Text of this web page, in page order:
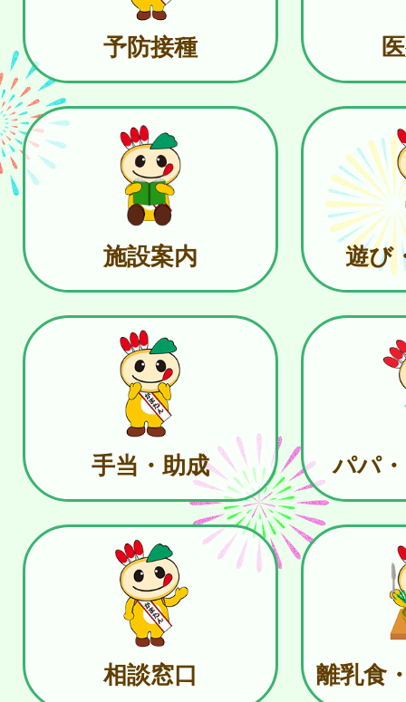
予防接種
施設案内 遊び
手当・助成 パパ
相談窓口 離乳食